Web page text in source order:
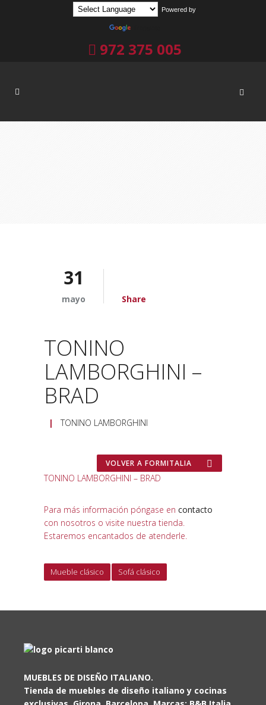
Powered by
972 375 005
31
mayo Share
TONINO
LAMBORGHINI –
BRAD
| TONINO LAMBORGHINI
VOLVER A FORMITALIA
TONINO LAMBORGHINI – BRAD
Para más información póngase en contacto
con nosotros o visite nuestra tienda.
Estaremos encantados de atenderle.
Mueble clásico Sofá clásico
MUEBLES DE DISEÑO ITALIANO.
Tienda de muebles de diseño italiano y cocinas